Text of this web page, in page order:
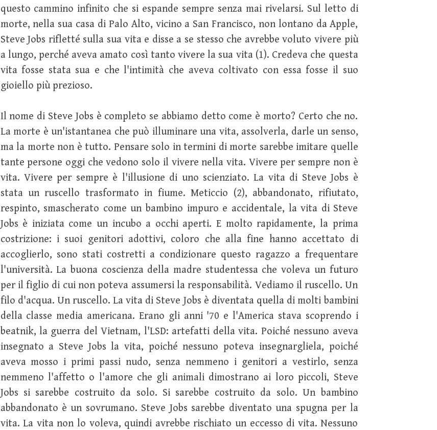
questo cammino infinito che si espande sempre senza mai rivelarsi. Sul letto di
morte, nella sua casa di Palo Alto, vicino a San Francisco, non lontano da Apple,
Steve Jobs rifletté sulla sua vita e disse a se stesso che avrebbe voluto vivere più
a lungo, perché aveva amato così tanto vivere la sua vita (1). Credeva che questa
vita fosse stata sua e che l'intimità che aveva coltivato con essa fosse il suo
gioiello più prezioso.
Il nome di Steve Jobs è completo se abbiamo detto come è morto? Certo che no.
La morte è un'istantanea che può illuminare una vita, assolverla, darle un senso,
ma la morte non è tutto. Pensare solo in termini di morte sarebbe imitare quelle
tante persone oggi che vedono solo il vivere nella vita. Vivere per sempre non è
vita. Vivere per sempre è l'illusione di uno scienziato. La vita di Steve Jobs è
stata un ruscello trasformato in fiume. Meticcio (2), abbandonato, rifiutato,
respinto, smascherato come un bambino impuro e accidentale, la vita di Steve
Jobs è iniziata come un incubo a occhi aperti. E molto rapidamente, la prima
costrizione: i suoi genitori adottivi, coloro che alla fine hanno accettato di
accoglierlo, sono stati costretti a condizionare questo ragazzo a frequentare
l'università. La buona coscienza della madre studentessa che voleva un futuro
per il figlio di cui non poteva assumersi la responsabilità. Vediamo il ruscello. Un
filo d'acqua. Un ruscello. La vita di Steve Jobs è diventata quella di molti bambini
della classe media americana. Erano gli anni '70 e l'America stava scoprendo i
beatnik, la guerra del Vietnam, l'LSD: artefatti della vita. Poiché nessuno aveva
insegnato a Steve Jobs la vita, poiché nessuno poteva insegnargliela, poiché
aveva mosso i primi passi nudo, senza nemmeno i genitori a vestirlo, senza
nemmeno l'affetto o l'amore che gli animali dimostrano ai loro piccoli, Steve
Jobs si sarebbe costruito da solo. Si sarebbe costruito da solo. Un bambino
abbandonato è un sovrumano. Steve Jobs sarebbe diventato una spugna per la
vita. La vita non lo voleva, quindi avrebbe rischiato un eccesso di vita. Nessuno